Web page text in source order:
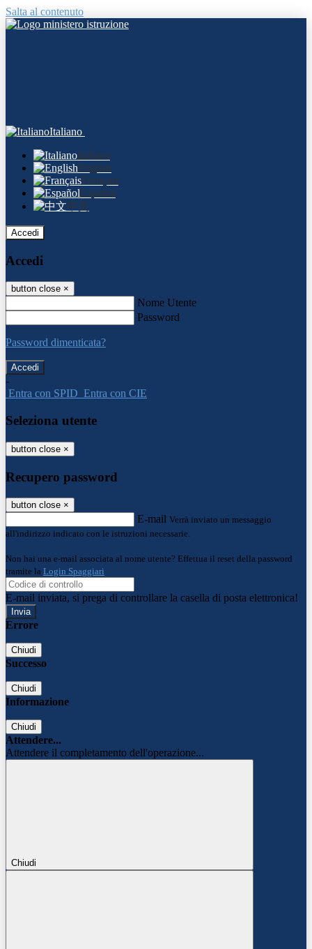
Salta al contenuto
Italiano
Italiano
English
Français
Español
中文
Accedi
Accedi
button close ×
Nome Utente
Password
Password dimenticata?
-
Entra con SPID Entra con CIE
Seleziona utente
button close ×
Recupero password
button close ×
E-mail Verrà inviato un messaggio
all'indirizzo indicato con le istruzioni necessarie.
Non hai una e-mail associata al nome utente? Effettua il reset della password
tramite la Login Spaggiari
E-mail inviata, si prega di controllare la casella di posta elettronica!
Errore
Chiudi
Successo
Chiudi
Informazione
Chiudi
Attendere...
Attendere il completamento dell'operazione...
Chiudi